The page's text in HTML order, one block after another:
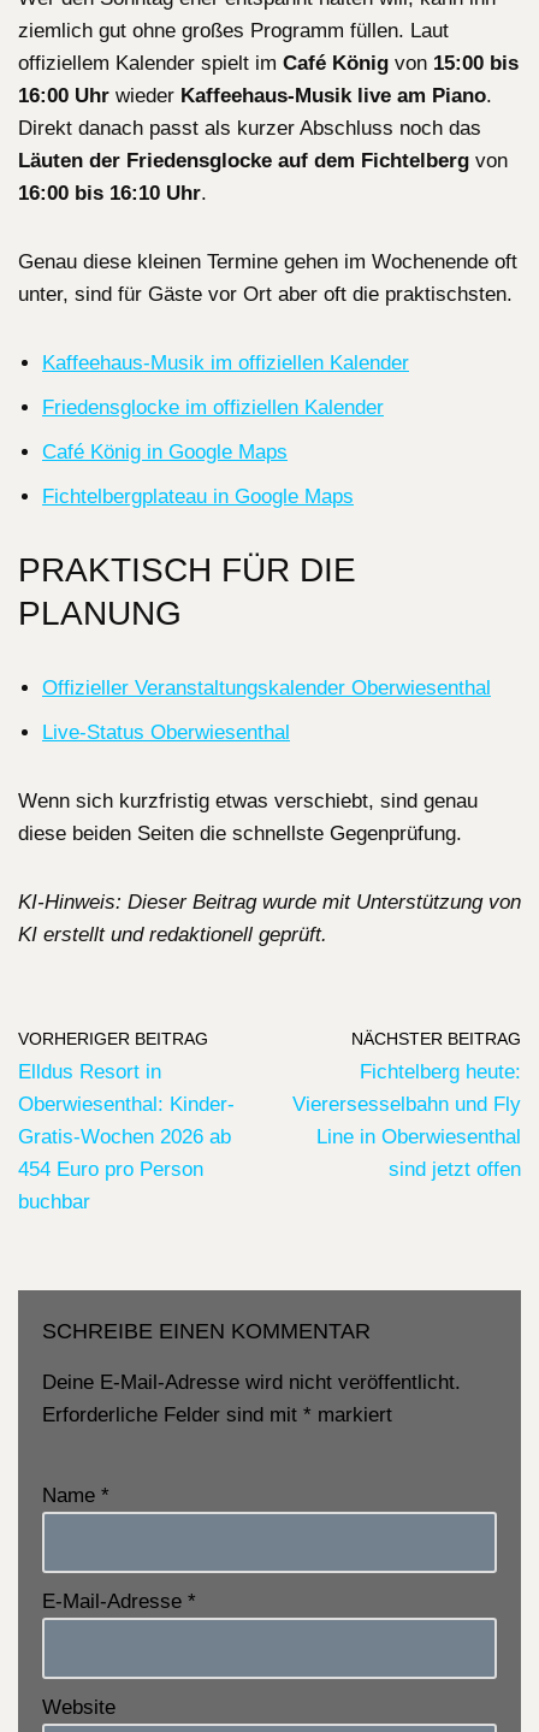
ziemlich gut ohne großes Programm füllen. Laut
offiziellem Kalender spielt im Café König von 15:00 bis
16:00 Uhr wieder Kaffeehaus-Musik live am Piano.
Direkt danach passt als kurzer Abschluss noch das
Läuten der Friedensglocke auf dem Fichtelberg von
16:00 bis 16:10 Uhr.
Genau diese kleinen Termine gehen im Wochenende oft
unter, sind für Gäste vor Ort aber oft die praktischsten.
Kaffeehaus-Musik im offiziellen Kalender
Friedensglocke im offiziellen Kalender
Café König in Google Maps
Fichtelbergplateau in Google Maps
PRAKTISCH FÜR DIE
PLANUNG
Offizieller Veranstaltungskalender Oberwiesenthal
Live-Status Oberwiesenthal
Wenn sich kurzfristig etwas verschiebt, sind genau
diese beiden Seiten die schnellste Gegenprüfung.
KI-Hinweis: Dieser Beitrag wurde mit Unterstützung von
KI erstellt und redaktionell geprüft.
VORHERIGER BEITRAG
Elldus Resort in
Oberwiesenthal: Kinder-
Gratis-Wochen 2026 ab
454 Euro pro Person
buchbar
NÄCHSTER BEITRAG
Fichtelberg heute:
Vierersesselbahn und Fly
Line in Oberwiesenthal
sind jetzt offen
SCHREIBE EINEN KOMMENTAR
Deine E-Mail-Adresse wird nicht veröffentlicht.
Erforderliche Felder sind mit * markiert
Name *
E-Mail-Adresse *
Website